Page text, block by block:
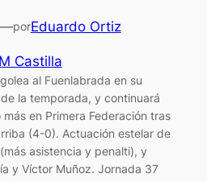
porEduardo Ortiz
Castilla
al Fuenlabrada en su
la temporada, y continuará
en Primera Federación tras
(4-0). Actuación estelar de
asistencia y penalti), y
y Víctor Muñoz. Jornada 37